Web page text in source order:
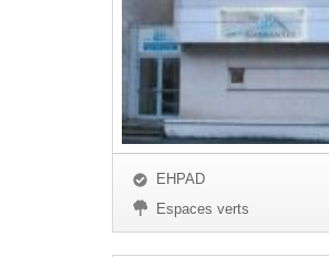
EHPAD
Espaces verts